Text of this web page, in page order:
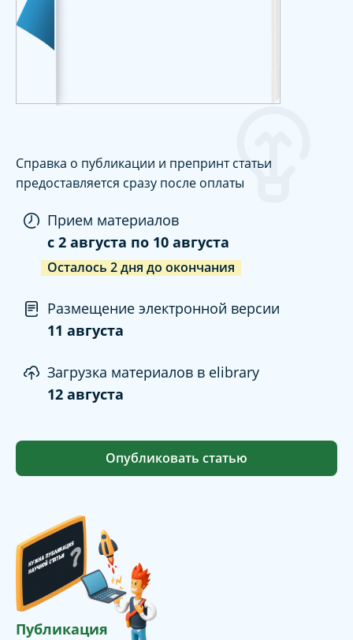
Справка о публикации и препринт статьи
предоставляется сразу после оплаты
Прием материалов
c 2 августа по 10 августа
Осталось 2дня до окончания
Размещение электронной версии
11 августа
Загрузка материалов в elibrary
12 августа
Опубликовать статью
Публикация